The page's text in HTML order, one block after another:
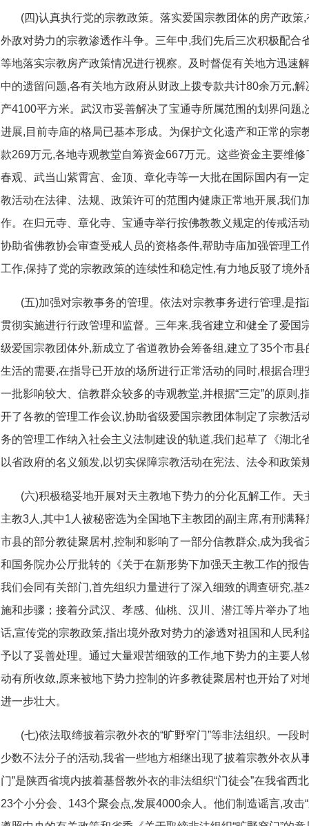
(四)认真执行党的宗教政策。落实爱国宗教团体的房产政
外敌对势力的宗教渗透作斗争。三年中,我们先后三次积极配合
等地落实宗教房产政策情况进行视察。及时督促有关地方迅速
中的遗留问题,各有关地方政府从财政上拨专款共计80余万元,
产4100平方米。武汉市妥善解决了宝通寺所属范围的划界问题
进展,目前寺庙的格局已基本形成。为保护文化遗产和正常的宗
款269万元,各地寺观教堂自筹资金667万元。这些资金主要维
春观、武当山紫霄宫、金顶、章化寺等一大批在国际国内有一
教活动在法律、法规、政策许可的范围内健康正常地开展,我们
作。在归元寺、章化寺、宝通寺举行按佛教教义规定的传戒活
协助省佛教协会审查受戒人员的资格条件,帮助寺庙加强管理工
工作,保持了党的宗教政策的连续性和稳定性,有力地反驳了境
(五)加强对宗教事务的管理。依法对宗教事务进行管理,是
贯彻实施进行行政管理和监督。三年来,我省建立和健全了爱国
级爱国宗教团体外,新成立了省道教协会筹备组,建立了35个市
生活的需要,在指导已开放的场所进行正常活动的同时,根据合
一批影响较大、信教群众较多的寺观教堂,并根据“三定”的原则,
开了各教的管理工作会议,协助省级爱国宗教团体制定了宗教活
务的管理工作纳入社会主义法制建设的轨道,我们起草了《湖北
以省政府的名义颁发,以切实保障宗教活动在宪法、法令和政策
(六)积极稳妥地开展对天主教地下势力的分化瓦解工作。
主教3人,其中1人被秘密选为全国地下主教团的副主席,有刑满
市县的部分教徒聚居村,控制和影响了一部分信教群众,成为我
和国务院办公厅批转的《关于在新形势下加强天主教工作的报
我们会同有关部门,首先组织力量进行了深入细致的调查研究,
施和步骤；接着分武汉、孝感、仙桃、汉川、潜江等片举办了
话,宣传党的宗教政策,指出境外敌对势力的渗透对祖国和人民
予以了妥善处理。通过大量艰苦细致的工作,地下势力的主要人
动有所收敛,原来被地下势力控制的许多教徒聚居村也开始了对
进一步壮大。
(七)依法取缔披着宗教外衣的“旷野窄门”等非法组织。一段
少数不法分子的活动,我省一些地方相继出现了披着宗教外衣从
门”是陕西省境内披着基督教外衣的非法组织“门徒会”在我省西
23个小分会、143个聚会点,发展4000余人。他们制造谣言,攻击